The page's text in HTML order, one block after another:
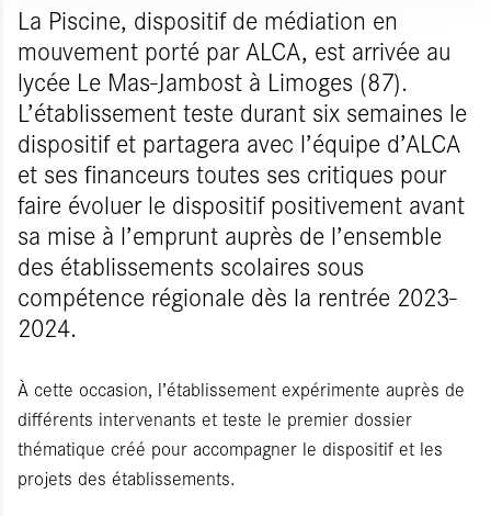
La Piscine, dispositif de médiation en
mouvement porté par ALCA, est arrivée au
lycée Le Mas-Jambost à Limoges (87).
L’établissement teste durant six semaines le
dispositif et partagera avec l’équipe d’ALCA
et ses financeurs toutes ses critiques pour
faire évoluer le dispositif positivement avant
sa mise à l’emprunt auprès de l’ensemble
des établissements scolaires sous
compétence régionale dès la rentrée 2023-
2024.
À cette occasion, l’établissement expérimente auprès de
différents intervenants et teste le premier dossier
thématique créé pour accompagner le dispositif et les
projets des établissements.